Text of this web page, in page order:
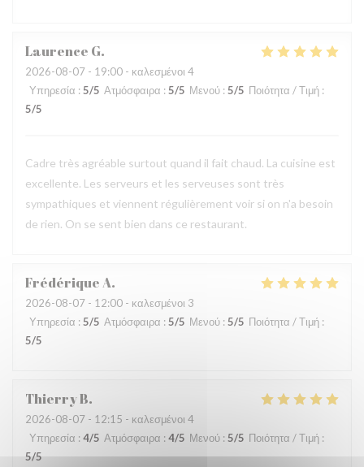
Laurence G
2026-08-07 - 19:00 - καλεσμένοι 4
Υπηρεσία : 5/5 Ατμόσφαιρα : 5/5 Μενού : 5/5 Ποιότητα / Τιμή :
5/5
Cadre très agréable surtout quand il fait chaud. La cuisine est
excellente. Les serveurs et les serveuses sont très
sympathiques et viennent régulièrement voir si on n'a besoin
de rien. On se sent bien dans ce restaurant.
FrédériqueA
2026-08-07 - 12:00 - καλεσμένοι 3
Υπηρεσία :5/5 Ατμόσφαιρα :5/5 Μενού :5/5 Ποιότητα / Τιμή :
5/5
ThierryB
2026-08-07 - 12:15 - καλεσμένοι 4
Υπηρεσία : 4/5 Ατμόσφαιρα : 4/5 Μενού : 5/5 Ποιότητα / Τιμή :
5/5